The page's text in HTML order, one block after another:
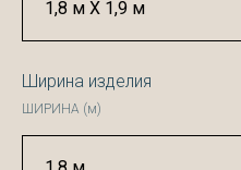
Ширина изделия
ШИРИНА (м)